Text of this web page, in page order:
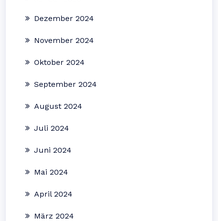
Dezember 2024
November 2024
Oktober 2024
September 2024
August 2024
Juli 2024
Juni 2024
Mai 2024
April 2024
März 2024